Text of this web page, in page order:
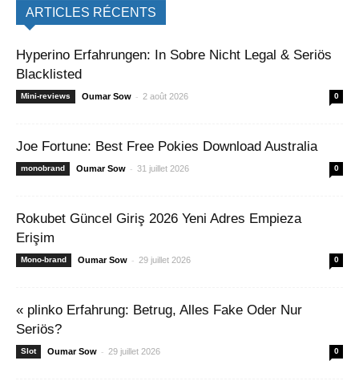
ARTICLES RÉCENTS
Hyperino Erfahrungen: In Sobre Nicht Legal & Seriös
Blacklisted
Mini-reviews Oumar Sow - 2 août 2026 0
Joe Fortune: Best Free Pokies Download Australia
monobrand Oumar Sow - 31 juillet 2026 0
Rokubet Güncel Giriş 2026 Yeni Adres Empieza
Erişim
Mono-brand Oumar Sow - 29 juillet 2026 0
« plinko Erfahrung: Betrug, Alles Fake Oder Nur
Seriös?
Slot Oumar Sow - 29 juillet 2026 0